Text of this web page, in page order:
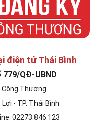
điện tử Thái Bình
QĐ-UBND
Công Thương
- TP. Thái Bình
02273.846.123